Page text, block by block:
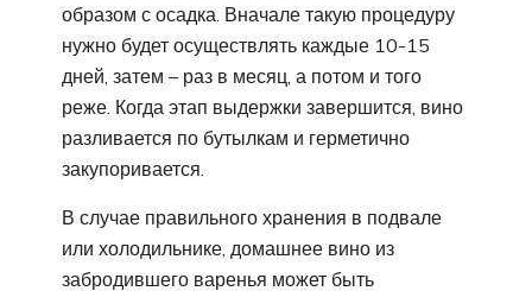
образом с осадка. Вначале такую процедуру
нужно будет осуществлять каждые 10-15
дней, затем – раз в месяц, а потом и того
реже. Когда этап выдержки завершится, вино
разливается по бутылкам и герметично
закупоривается.
В случае правильного хранения в подвале
или холодильнике, домашнее вино из
забродившего варенья может быть